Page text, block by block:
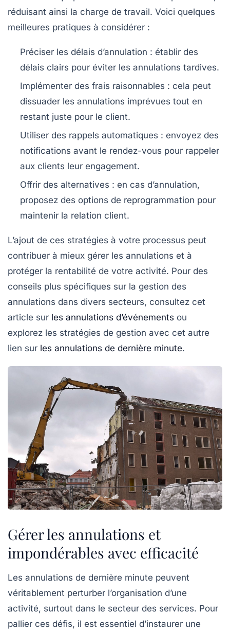
réduisant ainsi la charge de travail. Voici quelques
meilleures pratiques à considérer :
Préciser les délais d’annulation : établir des
délais clairs pour éviter les annulations tardives.
Implémenter des frais raisonnables : cela peut
dissuader les annulations imprévues tout en
restant juste pour le client.
Utiliser des rappels automatiques : envoyez des
notifications avant le rendez-vous pour rappeler
aux clients leur engagement.
Offrir des alternatives : en cas d’annulation,
proposez des options de reprogrammation pour
maintenir la relation client.
L’ajout de ces stratégies à votre processus peut
contribuer à mieux gérer les annulations et à
protéger la rentabilité de votre activité. Pour des
conseils plus spécifiques sur la gestion des
annulations dans divers secteurs, consultez cet
article sur les annulations d’événements ou
explorez les stratégies de gestion avec cet autre
lien sur les annulations de dernière minute.
Gérer les annulations et
impondérables avec efficacité
Les annulations de dernière minute peuvent
véritablement perturber l’organisation d’une
activité, surtout dans le secteur des services. Pour
pallier ces défis, il est essentiel d’instaurer une